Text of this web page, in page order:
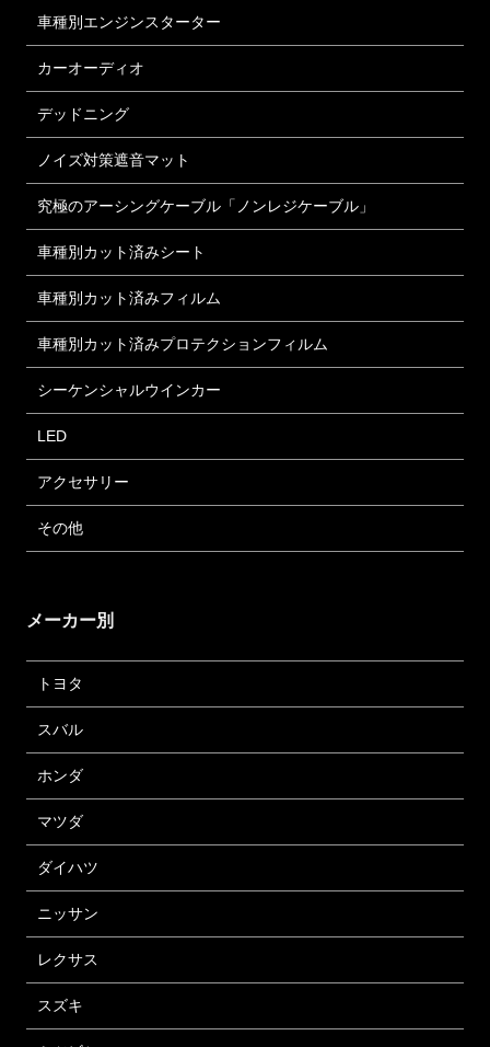
車種別エンジンスターター
カーオーディオ
デッドニング
ノイズ対策遮音マット
究極のアーシングケーブル「ノンレジケーブル」
車種別カット済みシート
車種別カット済みフィルム
車種別カット済みプロテクションフィルム
シーケンシャルウインカー
LED
アクセサリー
その他
メーカー別
トヨタ
スバル
ホンダ
マツダ
ダイハツ
ニッサン
レクサス
スズキ